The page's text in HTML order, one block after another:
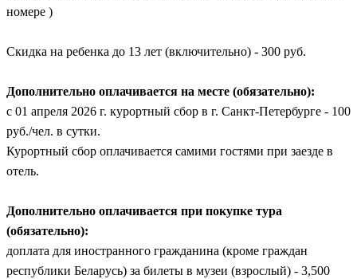
номере )
Скидка на ребенка до 13 лет (включительно) - 300 руб.
Дополнительно оплачивается на месте (обязательно):
с 01 апреля 2026 г. курортный сбор в г. Санкт-Петербурге - 100
руб./чел. в сутки.
Курортный сбор оплачивается самими гостями при заезде в
отель.
Дополнительно оплачивается при покупке тура
(обязательно):
доплата для иностранного гражданина (кроме граждан
республики Беларусь) за билеты в музеи (взрослый) - 3,500